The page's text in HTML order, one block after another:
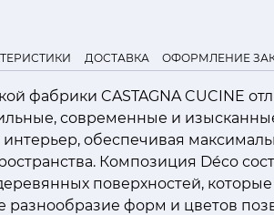
ДОСТАВКА ОФОРМЛЕНИЕ
фабрики CASTAGNA CUCINE
современные и
интерьер, обеспечивая
Композиция Déco
поверхностей,
разнообразие форм и цветов